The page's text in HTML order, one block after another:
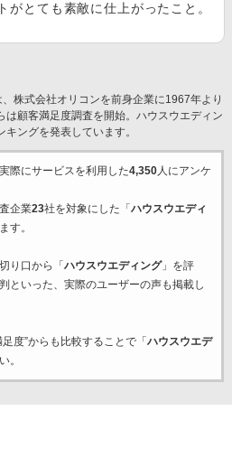
がとても素敵に仕上がったこと。
株式会社オリコンを前身企業に1967年より
は顧客満足度調査を開始。ハウスウエディン
ングを発表しています。
際にサービスを利用した4,350人にアンケ
企業23社を対象にした「 ハウスウエディ
す。
り口から「 ハウスウエディング」を評
といった、実際のユーザーの声も掲載し
度”からも比較することで「 ハウスウエデ
。